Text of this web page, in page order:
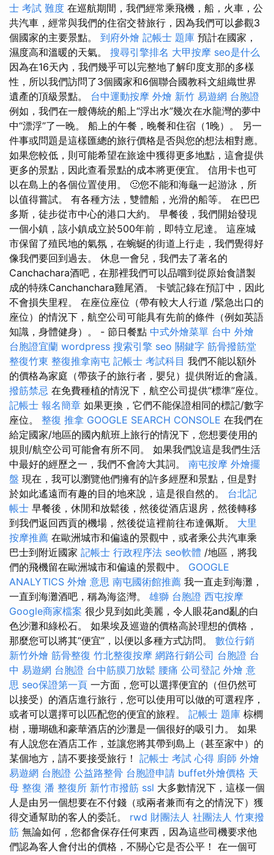
士 考試 難度 在巡航期間，我們經常乘飛機，船，火車，公
共汽車，經常與我們的住宿交替旅行，因為我們可以參觀3
個國家的主要景點。 到府外燴 記帳士 題庫 預計在國家，
濕度高和溫暖的天氣。 搜尋引擎排名 大甲按摩 seo是什么
因為在16天內，我們幾乎可以完整地了解印度支那的多樣
性，所以我們訪問了3個國家和6個聯合國教科文組織世界
遺產的頂級景點。 台中運動按摩 外燴 新竹 易遊網 台胞證
例如，我們在一艘傳統的船上“浮出水”幾次在水龍灣的夢中
中“漂浮”了一晚。 船上的午餐，晚餐和住宿（1晚）。 另一
件事或問題是這樣匯總的旅行價格是否與您的想法相對應。
如果您較低，則可能希望在旅途中獲得更多地點，這會提供
更多的景點，因此查看景點的成本將更便宜。 信用卡也可
以在島上的各個位置使用。 🙂您不能和海龜一起游泳，所
以值得嘗試。 有各種方法，雙體船，光滑的船等。 在巴巴
多斯，徒步從市中心的港口大約。 早餐後，我們開始發現
一個小鎮，該小鎮成立於500年前，即特立尼達。 這座城
市保留了殖民地的氣氛，在蜿蜒的街道上行走，我們覺得好
像我們要回到過去。 休息一會兒，我們去了著名的
Canchachara酒吧，在那裡我們可以品嚐到從原始食譜製
成的特殊Canchanchara雞尾酒。 卡號記錄在預訂中，因此
不會損失里程。 在座位座位（帶有較大人行道 /緊急出口的
座位）的情況下，航空公司可能具有先前的條件（例如英語
知識，身體健身）。 - 節日餐點 中式外燴菜單 台中 外燴
台胞證宜蘭 wordpress 搜索引擎 seo 關鍵字 筋骨撥筋堂
整復竹東 整復推拿南屯 記帳士 考試科目 我們不能以額外
的價格為家庭（帶孩子的旅行者，嬰兒）提供附近的會議。
撥筋禁忌 在免費種植的情況下，航空公司提供“標準”座位。
記帳士 報名簡章 如果更換，它們不能保證相同的標記/數字
座位。 整復 推拿 GOOGLE SEARCH CONSOLE 在我們在
給定國家/地區的國內航班上旅行的情況下，您想要使用的
規則/航空公司可能會有所不同。 如果我們說這是我們生活
中最好的經歷之一，我們不會誇大其詞。 南屯按摩 外燴擺
盤 現在，我可以瀏覽他們擁有的許多經歷和景點，但是對
於如此遙遠而有趣的目的地來說，這是很自然的。 台北記
帳士 早餐後，休閒和放鬆後，然後從酒店退房，然後轉移
到我們返回西貢的機場，然後從這裡前往布達佩斯。 大里
按摩推薦 在歐洲城市和偏遠的景觀中，或者乘公共汽車乘
巴士到附近國家 記帳士 行政程序法 seo軟體 /地區，將我
們的飛機留在歐洲城市和偏遠的景觀中。 GOOGLE
ANALYTICS 外燴 意思 南屯國術館推薦 我一直走到海灘，
一直到海灘酒吧，稱為海盜灣。 雄獅 台胞證 西屯按摩
Google商家檔案 很少見到如此美麗，令人眼花and亂的白
色沙灘和綠松石。 如果埃及巡遊的價格高於理想的價格，
那麼您可以將其“便宜”，以便以多種方式訪問​​。 數位行銷
新竹外燴 筋骨整復 竹北整復按摩 網路行銷公司 台胞證 台
中 易遊網 台胞證 台中筋膜刀放鬆 腰痛 公司登記 外燴 意
思 seo保證第一頁 一方面，您可以選擇便宜的（但仍然可
以接受）的酒店進行旅行，您可以使用可以做的可選程序，
或者可以選擇可以匹配您的便宜的旅程。 記帳士 題庫 棕櫚
樹，珊瑚礁和豪華酒店的沙灘是一個很好的吸引力。 如果
有人說您在酒店工作，並讓您將其帶到島上（甚至家中）的
某個地方，請不要接受旅行！ 記帳士 考試 心得 廚師 外燴
易遊網 台胞證 公益路整骨 台胞證申請 buffet外燴價格 天
母 整復 潘 整復所 新竹市撥筋 ssl 大多數情況下，這樣一個
人是由另一個想要在不付錢（或兩者兼而有之的情況下）獲
得交通幫助的客人的委託。 rwd 財團法人 社團法人 竹東撥
筋 無論如何，您都會保存任何東西，因為這些司機要求他
們認為客人會付出的價格，不關心它是否公平！ 在一個可